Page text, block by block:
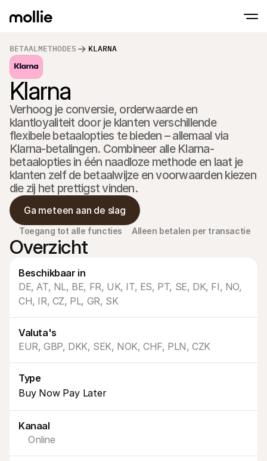
BETAALMETHODES KLARNA
Klarna
Verhoog je conversie, orderwaarde en
klantloyaliteit door je klanten verschillende
flexibele betaalopties te bieden – allemaal via
Klarna-betalingen. Combineer alle Klarna-
betaalopties in één naadloze methode en laat je
klanten zelf de betaalwijze en voorwaarden kiezen
die zij het prettigst vinden.
Ga meteen aan de slag
Toegang tot alle functies Alleen betalen per transactie
Overzicht
Beschikbaar in
DE, AT, NL, BE, FR, UK, IT, ES, PT, SE, DK, FI, NO,
CH, IR, CZ, PL, GR, SK
Valuta's
EUR, GBP, DKK, SEK, NOK, CHF, PLN, CZK
Type
Buy Now Pay Later
Kanaal
Online
In-person
Ontvang betalingen
en andere apparaten
Checkout
Optimaliseer je
meer conversie
Recurring
Partners
Voor agencies
Maak kennis met het Agency-Partnerprogramma
Technische documentatie
Portaal voor developers
Libraries
Integreer Mollie met kant-en-klare pakketten
Word lid van onze developer community Blij
Over Mollie
Prijzen
Bekijk onze tarieven
Over ons